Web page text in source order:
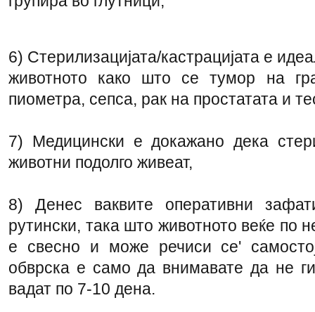
6) Стерилизацијата/кастрацијата е
животното како што се тумор на
пиометра, сепса, рак на простатата и
7) Медицински е докажано дека
животни подолго живеат,
8) Денес ваквите оперативни
рутински, така што животното веќе по
е свесно и може речиси се'
обврска е само да внимавате да не
вадат по 7-10 дена.